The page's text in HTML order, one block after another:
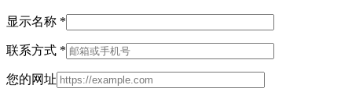
显示名称 *
联系方式 *
您的网址